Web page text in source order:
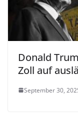
Donald
Zoll auf
September 30,